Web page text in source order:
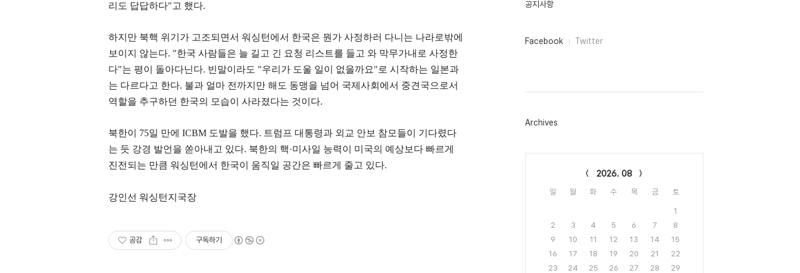
리도 답답하다"고 했다.
하지만 북핵 위기가 고조되면서 워싱턴에서 한국은 뭔가 사정하러 다니는 나라로밖에
보이지 않는다. "한국 사람들은 늘 길고 긴 요청 리스트를 들고 와 막무가내로 사정한
다"는 평이 돌아다닌다. 빈말이라도 "우리가 도울 일이 없을까요" 로 시작하는 일본과
는 다르다고 한다. 불과 얼마 전까지만 해도 동맹을 넘어 국제사회에서 중견국으로서
역할을 추구하던 한국의 모습이 사라졌다는 것이다.
북한이 75일 만에 ICBM 도발을 했다. 트럼프 대통령과 외교 안보 참모들이 기다렸다
는 듯 강경 발언을 쏟아내고 있다. 북한의 핵·미사일 능력이 미국의 예상보다 빠르게
진전되는 만큼 워싱턴에서 한국이 움직일 공간은 빠르게 줄고 있다.
강인선 워싱턴지국장
공감 구독하기
공지사항
페
그
Facebook Twitter
Archives
2026. 08
일 월 화 수 목 금 토
1
2
3 4 5 6 7
8
9
10 11 12 13 14
15
16
17 18 19 20 21
22
23
24 25 26 27 28
29